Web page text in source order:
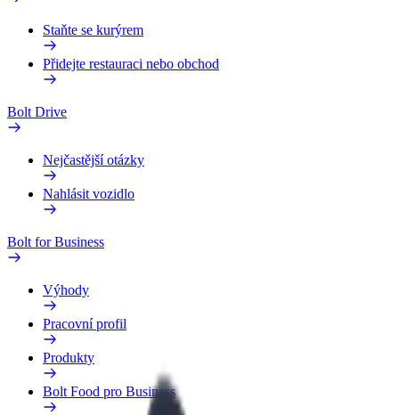
Staňte se kurýrem
Přidejte restauraci nebo obchod
Bolt Drive
Nejčastější otázky
Nahlásit vozidlo
Bolt for Business
Výhody
Pracovní profil
Produkty
Bolt Food pro Business